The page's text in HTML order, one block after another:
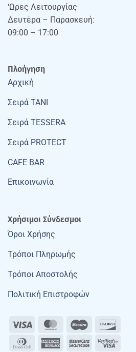
‘Ωρες Λειτουργίας
Δευτέρα – Παρασκευή:
09:00 – 17:00
Πλοήγηση
Αρχική
Σειρά TANI
Σειρά TESSERA
Σειρά PROTECT
CAFE BAR
Επικοινωνία
Χρήσιμοι Σύνδεσμοι
Όροι Χρήσης
Τρόποι Πληρωμής
Τρόποι Αποστολής
Πολιτική Επιστροφών
Visa MasterCardMaestro
Dinners
AmericanMasterCard
Visa